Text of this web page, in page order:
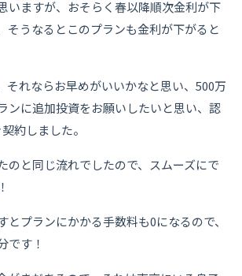
いますが、おそらく春以降順次金利が下
そうなるとこのプランも金利が下がると
それならお早めがいいかなと思い、500万
ンに追加投資をお願いしたいと思い、認
約しました。
のと同じ流れでしたので、スムーズにで
とプランにかかる手数料も0になるので、
です！